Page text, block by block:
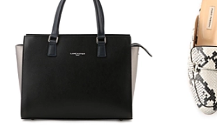
サイズ
掲載雑誌
価格